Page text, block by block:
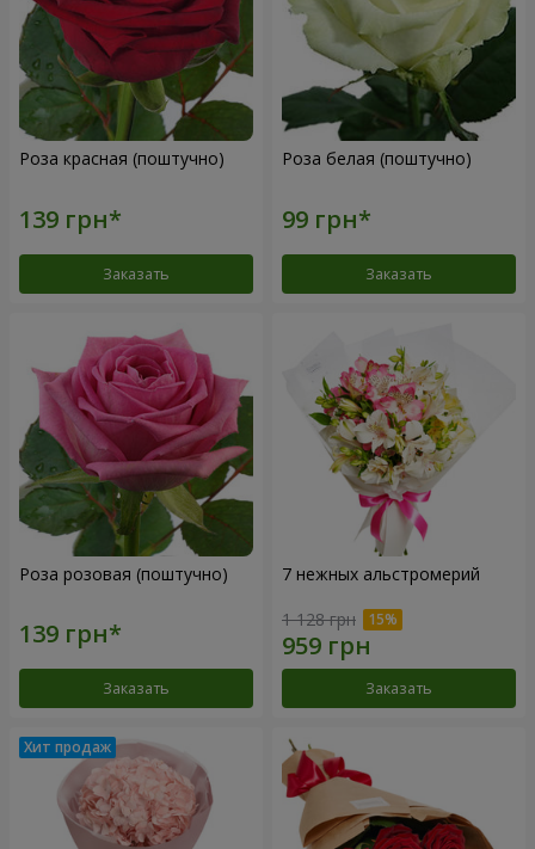
Роза красная (поштучно)
Заказать
Роза белая (поштучно)
Заказать
Роза розовая (поштучно)
Заказать
7 нежных альстромерий
1 128 грн
Заказать